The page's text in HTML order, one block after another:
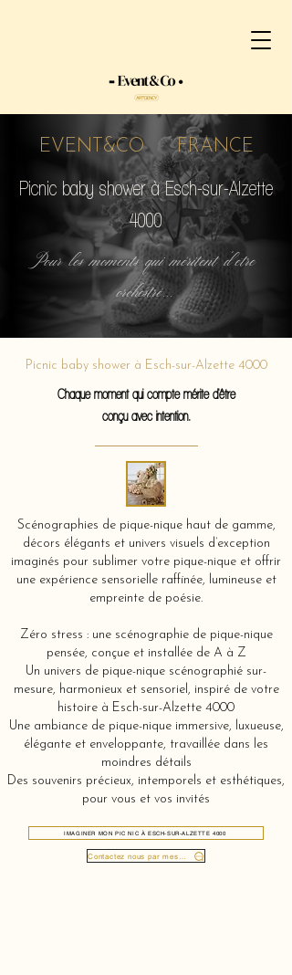
EVENT&CO FRANCE
Picnic baby shower à Esch-sur-Alzette
4000
Pour les moments qui méritent d'etre
orchestré...
Picnic baby shower à Esch-sur-Alzette 4000
Chaque moment qui compte mérite d'être
conçu avec intention.
Scénographies de pique-nique haut de gamme,
décors élégants et univers visuels d’exception
imaginés pour sublimer votre pique-nique et offrir
une expérience sensorielle raffinée, lumineuse et
empreinte de poésie.
Zéro stress : une scénographie de pique-nique
pensée, conçue et installée de A à Z
Un univers de pique-nique scénographié sur-
mesure, harmonieux et sensoriel, inspiré de votre
histoire à Esch-sur-Alzette 4000
Une ambiance de pique-nique immersive, luxueuse,
élégante et enveloppante, travaillée dans les
moindres détails
Des souvenirs précieux, intemporels et esthétiques,
pour vous et vos invités
IMAGINER MON PIC NIC À ESCH-SUR-ALZETTE 4000